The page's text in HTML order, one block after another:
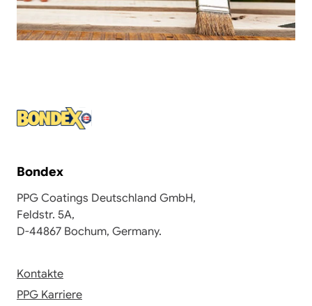
Bondex
PPG Coatings Deutschland GmbH,
Feldstr. 5A,
D-44867 Bochum, Germany.
Kontakte
PPG Karriere